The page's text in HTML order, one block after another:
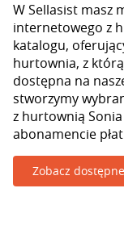
W Sellasist masz
internetowego z
katalogu,
hurtownia, z
dostępna na
stworzymy
z hurtownią
abonamencie
Zobacz